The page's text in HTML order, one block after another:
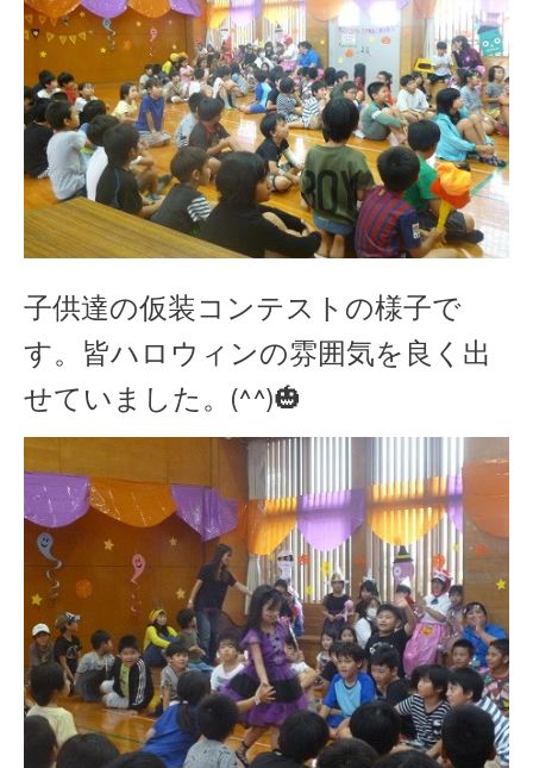
子供達の仮装コンテストの様子で
す。皆ハロウィンの雰囲気を良く出
せていました。(^^)🎃